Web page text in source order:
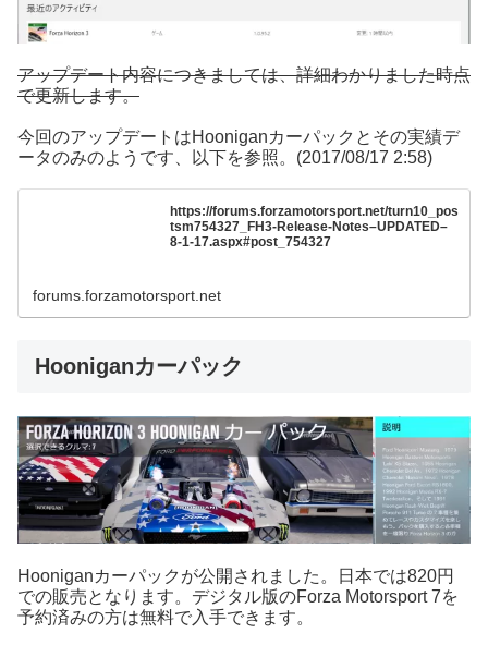
アップデート内容につきましては、詳細わかりました時点
で更新します。
今回のアップデートはHooniganカーパックとその実績デ
ータのみのようです、以下を参照。(2017/08/17 2:58)
https://forums.forzamotorsport.net/turn10_pos
tsm754327_FH3-Release-Notes–UPDATED–
8-1-17.aspx#post_754327
forums.forzamotorsport.net
Hooniganカーパック
Hooniganカーパックが公開されました。日本では820円
での販売となります。デジタル版のForza Motorsport 7を
予約済みの方は無料で入手できます。